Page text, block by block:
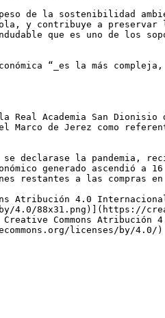
de la sostenibilidad
y contribuye a
que es uno de los
“_es la más
Real Academia San
Marco de Jerez como
se declarase la pandemia,
generado ascendió
restantes a las compras
Atribución 4.0
4.0/88x31.png)](https://
Commons
licenses/by/4.0/)